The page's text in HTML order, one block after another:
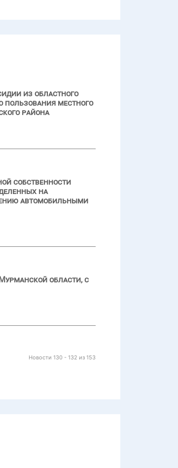
из областного
пользования местного
района
собственности
на
автомобильными
области, с
Новости 130 - 132 из 153